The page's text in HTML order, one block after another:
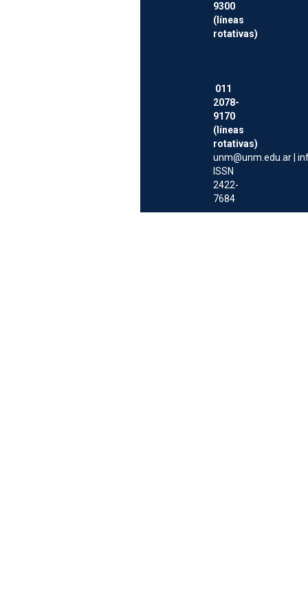
9300
(líneas
rotativas)
011
2078-
9170
(líneas
rotativas)
unm@unm.edu.ar |
ISSN
2422-
7684